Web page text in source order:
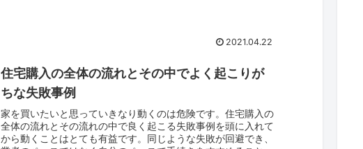
2021.04.22
住宅購入の全体の流れとその中でよく起こりが
ちな失敗事例
家を買いたいと思っていきなり動くのは危険です。住宅購入の
全体の流れとその流れの中で良く起こる失敗事例を頭に入れて
から動くことはとても有益です。同じような失敗が回避でき、